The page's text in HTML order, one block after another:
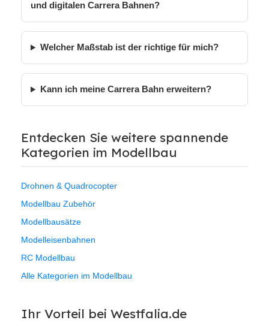
und digitalen Carrera Bahnen?
Welcher Maßstab ist der richtige für mich?
Kann ich meine Carrera Bahn erweitern?
Entdecken Sie weitere spannende
Kategorien im Modellbau
Drohnen & Quadrocopter
Modellbau Zubehör
Modellbausätze
Modelleisenbahnen
RC Modellbau
Alle Kategorien im Modellbau
Ihr Vorteil bei Westfalia.de